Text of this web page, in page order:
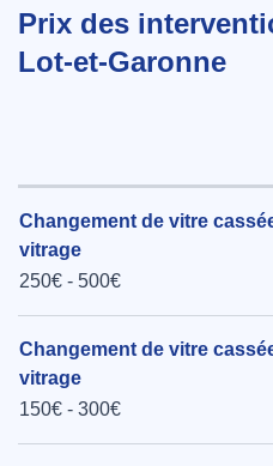
Prix des
Lot-et-Garonne
Changement de vitre
vitrage
250€ - 500€
Changement de vitre
vitrage
150€ - 300€